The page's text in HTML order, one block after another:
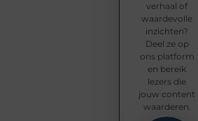
verhaal of
waardevolle
inzichten?
Deel ze op
ons platform
en bereik
lezers die
jouw content
waarderen.